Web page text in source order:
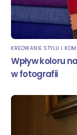
KREOWANIE STYLU I
Wpływ koloru
w fotografii